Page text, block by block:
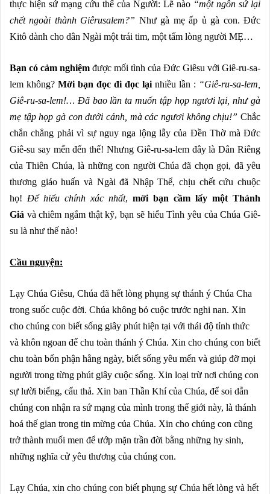
thực hiện sứ mạng cứu thế của Người: Lẽ nào “một ngôn sứ lại
chết ngoài thành Giêrusalem?” Như gà mẹ ấp ủ gà con. Đức
Kitô dành cho dân Ngài một trái tim, một tấm lòng người MẸ…
Bạn có cảm nghiệm được mối tình của Đức Giêsu với Giê-ru-sa-
lem không? Mời bạn đọc đi đọc lại nhiều lần : “Giê-ru-sa-lem,
Giê-ru-sa-lem!… Đã bao lần ta muốn tập họp ngươi lại, như gà
mẹ tập họp gà con dưới cánh, mà các ngươi không chịu!” Chắc
chắn chẳng phải vì sự nguy nga lộng lẫy của Đền Thờ mà Đức
Giê-su say mến đến thế! Nhưng Giê-ru-sa-lem đây là Dân Riêng
của Thiên Chúa, là những con người Chúa đã chọn gọi, đã yêu
thương giáo huấn và Ngài đã Nhập Thể, chịu chết cứu chuộc
họ! Để hiểu chính xác nhất, mời bạn cầm lấy một Thánh
Giá và chiêm ngắm thật kỹ, bạn sẽ hiểu Tình yêu của Chúa Giê-
su là như thế nào!
Cầu nguyện:
Lạy Chúa Giêsu, Chúa đã hết lòng phụng sự thánh ý Chúa Cha
trong suốc cuộc đời. Chúa không bỏ cuộc trước nghi nan. Xin
cho chúng con biết sống giây phút hiện tại với thái độ tỉnh thức
và khôn ngoan để chu toàn thánh ý Chúa. Xin cho chúng con biết
chu toàn bổn phận hằng ngày, biết sống yêu mến và giúp đỡ mọi
người trong từng phút giây cuộc sống. Xin loại trừ nơi chúng con
sự lười biếng, cẩu thả. Xin ban Thần Khí của Chúa, để soi dẫn
chúng con nhận ra sứ mạng của mình trong thế giới này, là thánh
hoá thế gian trong tin mừng của Chúa. Xin cho chúng con cũng
trở thành muối men để ướp mặn trần đời bằng những hy sinh,
những nghĩa cử yêu thương của chúng con.
Lạy Chúa, xin cho chúng con biết phụng sự Chúa hết lòng và hết